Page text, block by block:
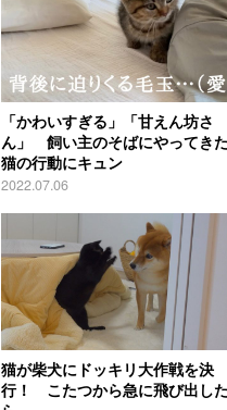
「かわいすぎる」「甘えん坊さ
ん」 飼い主のそばにやってき
猫の行動にキュン
2022.07.06
猫が柴犬にドッキリ大作戦を決
行！ こたつから急に飛び出した